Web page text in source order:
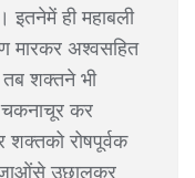
इतनेमें ही महाबली
मारकर अश्वसहित
शक्तने भी
चकनाचूर कर
रोषपूर्वक
उछालकर